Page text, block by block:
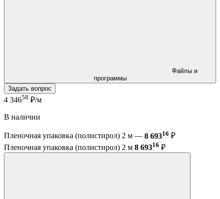
программы
Задать вопрос
4 34658 ₽/м
В наличии
Пленочная упаковка (полистирол) 2 м — 8 69316 ₽
Пленочная упаковка (полистирол) 2 м 8 69316 ₽